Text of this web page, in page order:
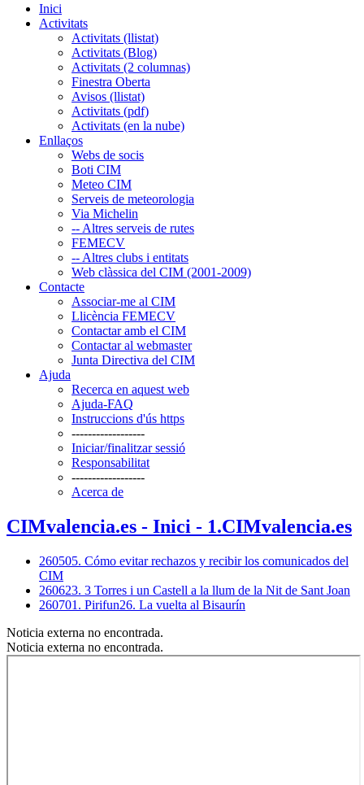
Inici
Activitats
Activitats (llistat)
Activitats (Blog)
Activitats (2 columnas)
Finestra Oberta
Avisos (llistat)
Activitats (pdf)
Activitats (en la nube)
Enllaços
Webs de socis
Boti CIM
Meteo CIM
Serveis de meteorologia
Via Michelin
-- Altres serveis de rutes
FEMECV
-- Altres clubs i entitats
Web clàssica del CIM (2001-2009)
Contacte
Associar-me al CIM
Llicència FEMECV
Contactar amb el CIM
Contactar al webmaster
Junta Directiva del CIM
Ajuda
Recerca en aquest web
Ajuda-FAQ
Instruccions d'ús https
------------------
Iniciar/finalitzar sessió
Responsabilitat
------------------
Acerca de
CIMvalencia.es - Inici - 1.CIMvalencia.es
260505. Cómo evitar rechazos y recibir los comunicados del
CIM
260623. 3 Torres i un Castell a la llum de la Nit de Sant Joan
260701. Pirifun26. La vuelta al Bisaurín
Noticia externa no encontrada.
Noticia externa no encontrada.